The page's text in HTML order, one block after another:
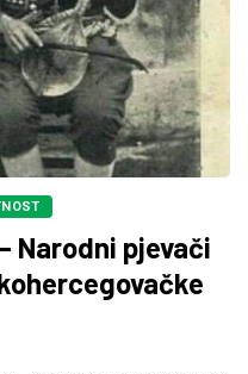
Narodni pjevači